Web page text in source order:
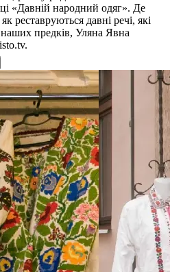
«Давній народний одяг». Де
реставруються давні речі, які
предків, Уляна Явна